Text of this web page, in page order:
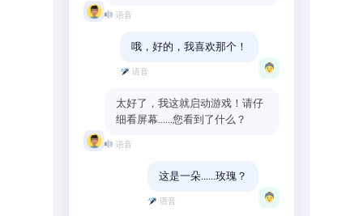
语音
哦，好的，我喜欢那个！
语音
太好了，我这就启动游戏！请仔
细看屏幕……您看到了什么？
语音
这是一朵……玫瑰？
语音